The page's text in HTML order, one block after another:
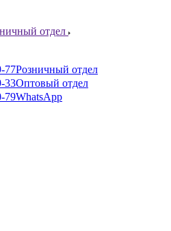
отдел
77Розничный отдел
33Оптовый отдел
79WhatsApp